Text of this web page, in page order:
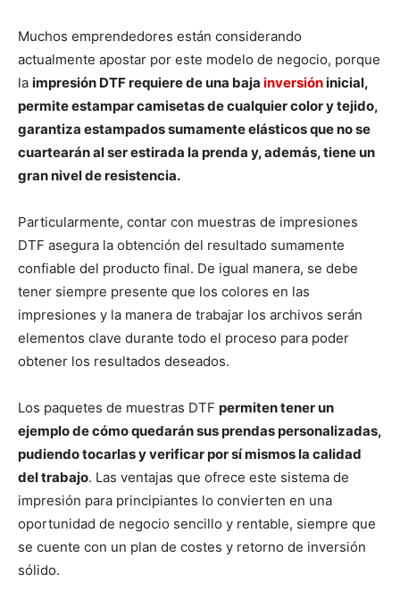
Muchos emprendedores están considerando
actualmente apostar por este modelo de negocio, porque
la impresión DTF requiere de una baja inversióninicial,
permite estampar camisetas de cualquier color y tejido,
garantiza estampados sumamente elásticos que no se
cuartearán al ser estirada la prenda y, además, tiene un
gran nivel de resistencia.
Particularmente, contar con muestras de impresiones
DTF asegura la obtención del resultado sumamente
confiable del producto final. De igual manera, se debe
tener siempre presente que los colores en las
impresiones y la manera de trabajar los archivos serán
elementos clave durante todo el proceso para poder
obtener los resultados deseados.
Los paquetes de muestras DTF permiten tener un
ejemplo de cómo quedarán sus prendas personalizadas,
pudiendo tocarlas y verificar por sí mismos la calidad
del trabajo. Las ventajas que ofrece este sistema de
impresión para principiantes lo convierten en una
oportunidad de negocio sencillo y rentable, siempre que
se cuente con un plan de costes y retorno de inversión
sólido.